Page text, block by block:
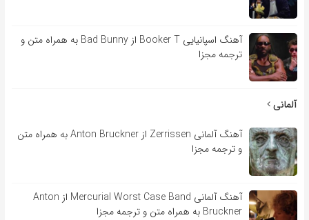
آهنگ اسپانیایی Booker T از Bad Bunny به همراه متن و
ترجمه مجزا
آلمانی
آهنگ آلمانی Zerrissen از Anton Bruckner به همراه متن
و ترجمه مجزا
آهنگ آلمانی Mercurial Worst Case Band از Anton
Bruckner به همراه متن و ترجمه مجزا